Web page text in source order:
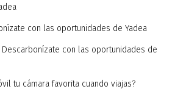
con las oportunidades de Yadea
Descarbonízate con las oportunidades de
tu cámara favorita cuando viajas?